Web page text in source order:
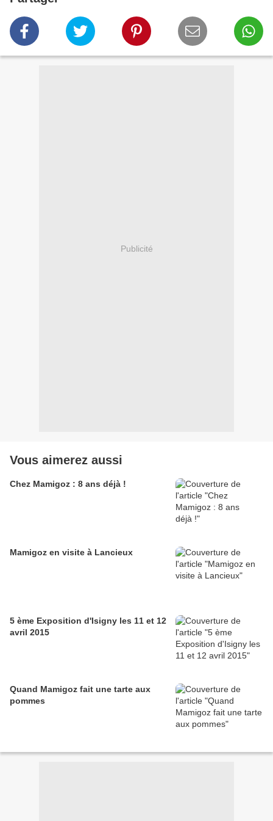
Publicité
Vous aimerez aussi
Chez Mamigoz : 8 ans déjà !
Mamigoz en visite à Lancieux
5 ème Exposition d'Isigny les 11 et 12
avril 2015
Quand Mamigoz fait une tarte aux
pommes